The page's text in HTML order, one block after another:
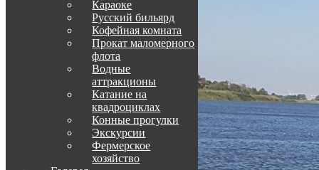
Караоке
Русский бильярд
Кофейная комната
Прокат маломерного
флота
Водные
аттракционы
Катание на
квадроциклах
Конные прогулки
Экскурсии
Фермерское
хозяйство